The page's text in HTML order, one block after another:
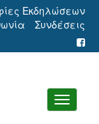
Εκδηλώσεων
Συνδέσεις